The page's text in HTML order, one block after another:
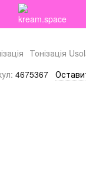
Тонізація
4675367